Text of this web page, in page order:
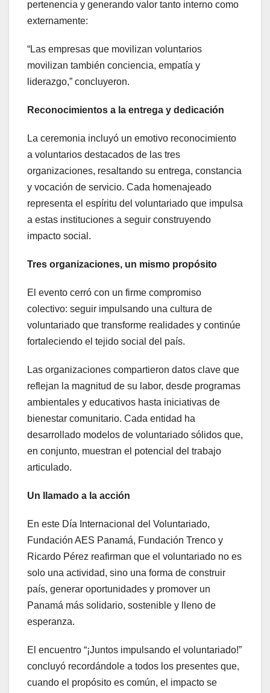
pertenencia y generando valor tanto interno como
externamente:
“Las empresas que movilizan voluntarios
movilizan también conciencia, empatía y
liderazgo,” concluyeron.
Reconocimientos a la entrega y dedicación
La ceremonia incluyó un emotivo reconocimiento
a voluntarios destacados de las tres
organizaciones, resaltando su entrega, constancia
y vocación de servicio. Cada homenajeado
representa el espíritu del voluntariado que impulsa
a estas instituciones a seguir construyendo
impacto social.
Tres organizaciones, un mismo propósito
El evento cerró con un firme compromiso
colectivo: seguir impulsando una cultura de
voluntariado que transforme realidades y continúe
fortaleciendo el tejido social del país.
Las organizaciones compartieron datos clave que
reflejan la magnitud de su labor, desde programas
ambientales y educativos hasta iniciativas de
bienestar comunitario. Cada entidad ha
desarrollado modelos de voluntariado sólidos que,
en conjunto, muestran el potencial del trabajo
articulado.
Un llamado a la acción
En este Día Internacional del Voluntariado,
Fundación AES Panamá, Fundación Trenco y
Ricardo Pérez reafirman que el voluntariado no es
solo una actividad, sino una forma de construir
país, generar oportunidades y promover un
Panamá más solidario, sostenible y lleno de
esperanza.
El encuentro “¡Juntos impulsando el voluntariado!”
concluyó recordándole a todos los presentes que,
cuando el propósito es común, el impacto se